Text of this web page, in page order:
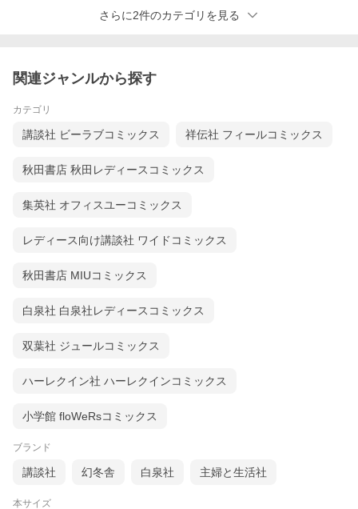
さらに2件のカテゴリを見る
関連ジャンルから探す
カテゴリ
講談社 ビーラブコミックス 祥伝社 フィールコミックス
秋田書店 秋田レディースコミックス
集英社 オフィスユーコミックス
レディース向け講談社 ワイドコミックス
秋田書店 MIUコミックス
白泉社 白泉社レディースコミックス
双葉社 ジュールコミックス
ハーレクイン社 ハーレクインコミックス
小学館 floWeRsコミックス
ブランド
講談社 幻冬舎 白泉社 主婦と生活社
本サイズ